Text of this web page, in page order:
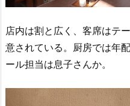
店内は割と広く、客席はテ
意されている。厨房では年
ール担当は息子さんか。